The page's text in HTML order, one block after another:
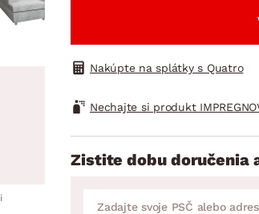
Nakúpte na splátky s Quatro
Nechajte si produkt
Zistite dobu doručenia